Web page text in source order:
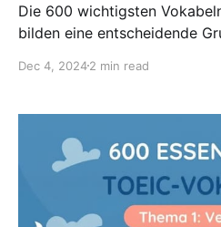
Die 600 wichtigsten
bilden eine entscheidende
Thema Markt.
Dec 4, 20242 min read